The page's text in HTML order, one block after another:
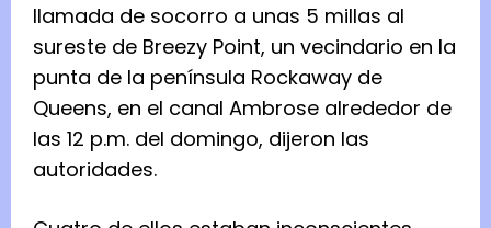
llamada de socorro a unas 5 millas al
sureste de Breezy Point, un vecindario en la
punta de la península Rockaway de
Queens, en el canal Ambrose alrededor de
las 12 p.m. del domingo, dijeron las
autoridades.